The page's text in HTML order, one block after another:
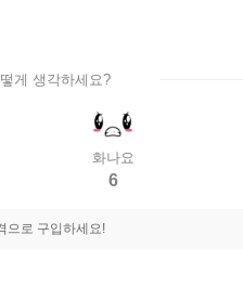
게 생각하세요?
화나요
6
으로 구입하세요!